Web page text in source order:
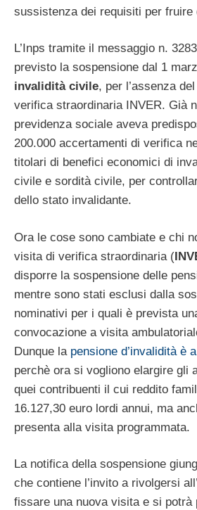
sussistenza dei requisiti per fruire
L’Inps tramite il messaggio n.
previsto la sospensione dal 1
invalidità civile, per l’assenza
verifica straordinaria INVER. Già
previdenza sociale aveva
200.000 accertamenti di verifica
titolari di benefici economici di
civile e sordità civile, per
dello stato invalidante.
Ora le cose sono cambiate e chi
visita di verifica straordinaria (
disporre la sospensione delle
mentre sono stati esclusi dalla
nominativi per i quali è prevista
convocazione a visita
Dunque la pensione d’invalidità è
perchè ora si vogliono elargire gli
quei contribuenti il cui reddito
16.127,30 euro lordi annui, ma
presenta alla visita programmata.
La notifica della sospensione
che contiene l’invito a rivolgersi
fissare una nuova visita e si potrà